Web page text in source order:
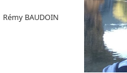
Rémy BAUDOIN